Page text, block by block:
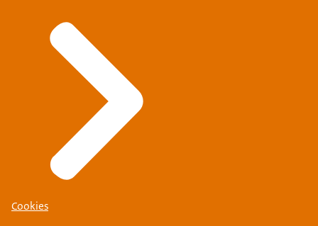
Cookies